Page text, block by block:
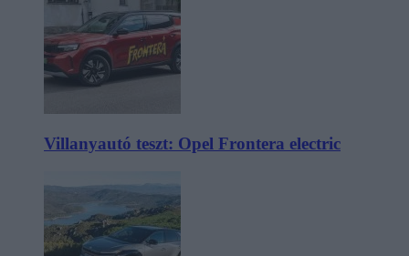
Villanyautó teszt: Opel Frontera electric